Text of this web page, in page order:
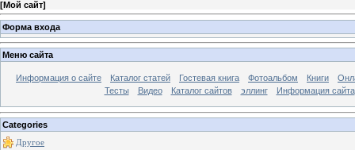
[Мой сайт]
Форма входа
Меню сайта
Информация о сайте Каталог статей Гостевая книга Фотоальбом Книги
Тесты
Видео Каталог сайтов эллинг Информация сайта
Categories
Другое